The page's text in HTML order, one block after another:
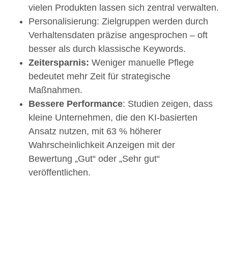
vielen Produkten lassen sich zentral verwalten.
Personalisierung: Zielgruppen werden durch
Verhaltensdaten präzise angesprochen – oft
besser als durch klassische Keywords.
Zeitersparnis: Weniger manuelle Pflege
bedeutet mehr Zeit für strategische
Maßnahmen.
Bessere Performance: Studien zeigen, dass
kleine Unternehmen, die den KI-basierten
Ansatz nutzen, mit 63 % höherer
Wahrscheinlichkeit Anzeigen mit der
Bewertung „Gut“ oder „Sehr gut“
veröffentlichen.